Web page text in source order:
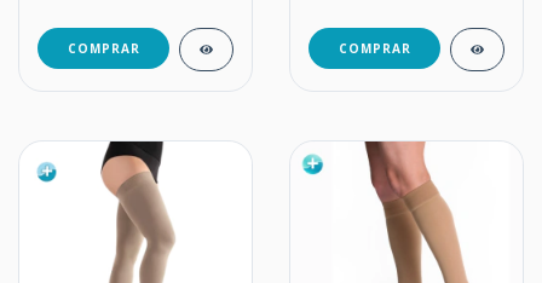
COMPRAR COMPRAR